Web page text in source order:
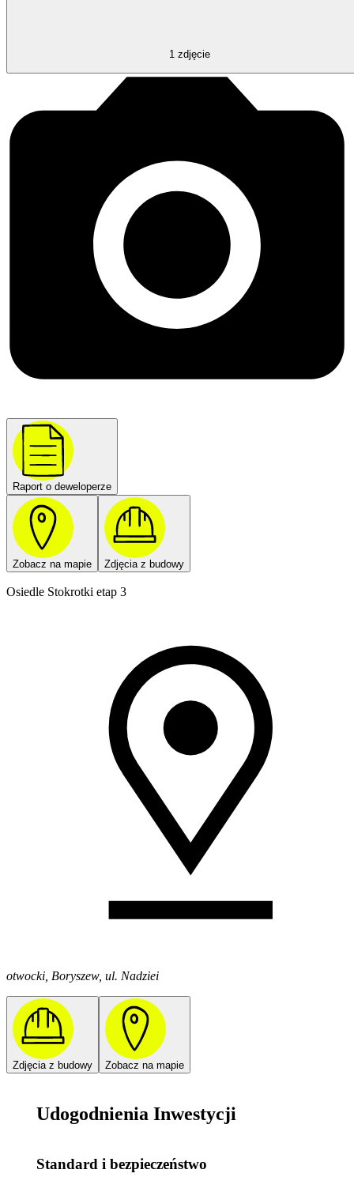
1 zdjęcie
Raport o deweloperze
Zobacz na mapie Zdjęcia z budowy
Osiedle Stokrotki etap 3
otwocki, Boryszew, ul. Nadziei
Zdjęcia z budowy Zobacz na mapie
Udogodnienia Inwestycji
Standard i bezpieczeństwo